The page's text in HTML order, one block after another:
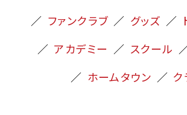
ファンクラブ
グッズ
アカデミー
スクール
ホームタウン
ク